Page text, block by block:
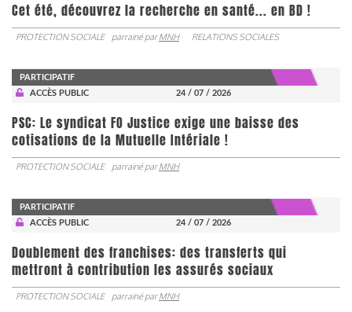
Cet été, découvrez la recherche en santé... en BD !
PROTECTION SOCIALE parrainé parMNH RELATIONS SOCIALES
PARTICIPATIF
ACCÈS PUBLIC
24 / 07 / 2026
PSC: Le syndicat FO Justice exige une baisse des
cotisations de la Mutuelle Intériale !
PROTECTION SOCIALE parrainé parMNH
PARTICIPATIF
ACCÈS PUBLIC
24 / 07 / 2026
Doublement des franchises: des transferts qui
mettront à contribution les assurés sociaux
PROTECTION SOCIALE parrainé parMNH